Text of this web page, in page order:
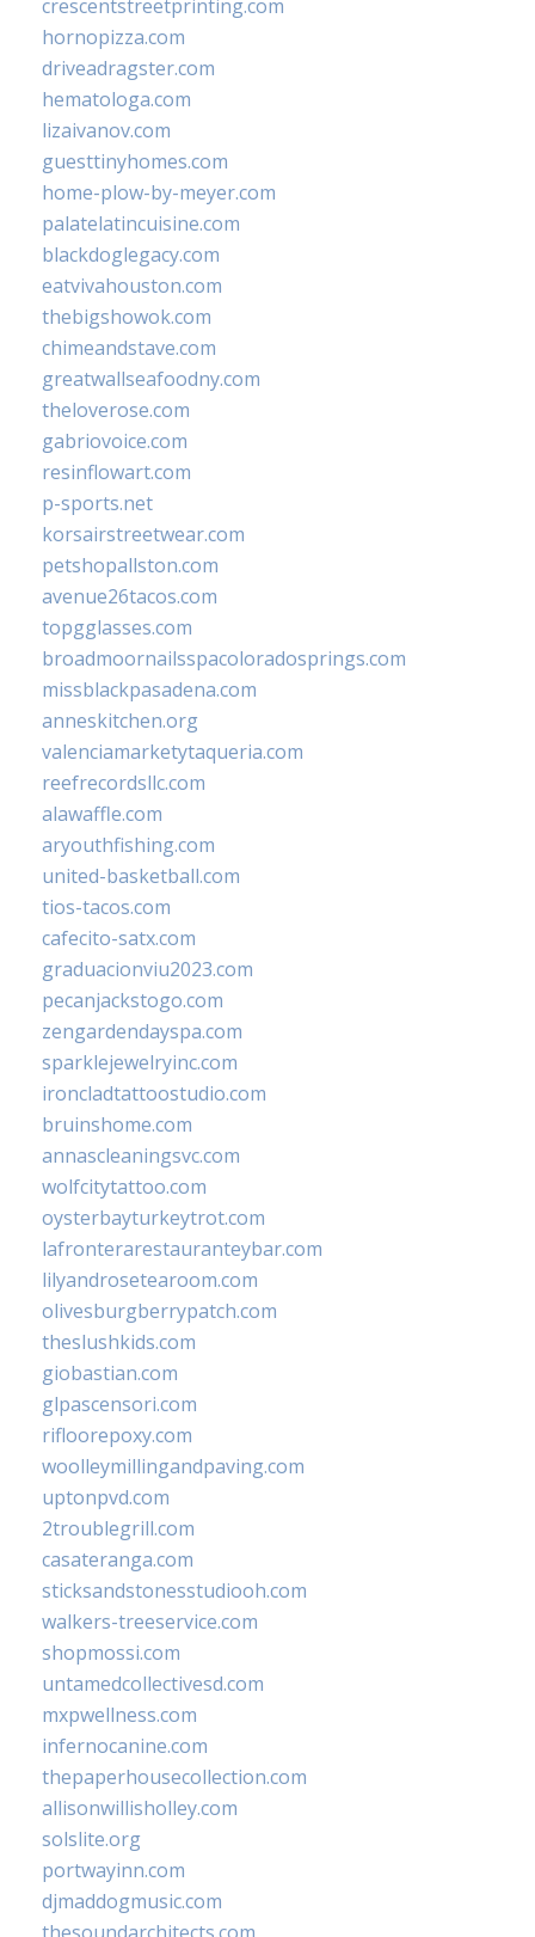
crescentstreetprinting.com
hornopizza.com
driveadragster.com
hematologa.com
lizaivanov.com
guesttinyhomes.com
home-plow-by-meyer.com
palatelatincuisine.com
blackdoglegacy.com
eatvivahouston.com
thebigshowok.com
chimeandstave.com
greatwallseafoodny.com
theloverose.com
gabriovoice.com
resinflowart.com
p-sports.net
korsairstreetwear.com
petshopallston.com
avenue26tacos.com
topgglasses.com
broadmoornailsspacoloradosprings.com
missblackpasadena.com
anneskitchen.org
valenciamarketytaqueria.com
reefrecordsllc.com
alawaffle.com
aryouthfishing.com
united-basketball.com
tios-tacos.com
cafecito-satx.com
graduacionviu2023.com
pecanjackstogo.com
zengardendayspa.com
sparklejewelryinc.com
ironcladtattoostudio.com
bruinshome.com
annascleaningsvc.com
wolfcitytattoo.com
oysterbayturkeytrot.com
lafronterarestauranteybar.com
lilyandrosetearoom.com
olivesburgberrypatch.com
theslushkids.com
giobastian.com
glpascensori.com
rifloorepoxy.com
woolleymillingandpaving.com
uptonpvd.com
2troublegrill.com
casateranga.com
sticksandstonesstudiooh.com
walkers-treeservice.com
shopmossi.com
untamedcollectivesd.com
mxpwellness.com
infernocanine.com
thepaperhousecollection.com
allisonwillisholley.com
solslite.org
portwayinn.com
djmaddogmusic.com